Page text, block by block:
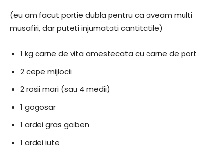
(eu am facut portie dubla pentru ca aveam multi
musafiri, dar puteti injumatati cantitatile)
1 kg carne de vita amestecata cu carne de port
2 cepe mijlocii
2 rosii mari (sau 4 medii)
1 gogosar
1 ardei gras galben
1 ardei iute